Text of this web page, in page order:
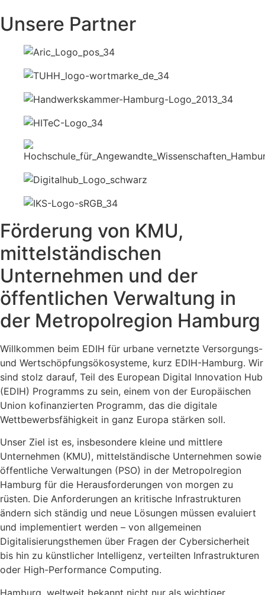
Unsere Partner
Förderung von KMU,
mittelständischen
Unternehmen und der
öffentlichen Verwaltung in
der Metropolregion Hamburg
Willkommen beim EDIH für urbane vernetzte Versorgungs-
und Wertschöpfungsökosysteme, kurz EDIH-Hamburg. Wir
sind stolz darauf, Teil des European Digital Innovation Hub
(EDIH) Programms zu sein, einem von der Europäischen
Union kofinanzierten Programm, das die digitale
Wettbewerbsfähigkeit in ganz Europa stärken soll.
Unser Ziel ist es, insbesondere kleine und mittlere
Unternehmen (KMU), mittelständische Unternehmen sowie
öffentliche Verwaltungen (PSO) in der Metropolregion
Hamburg für die Herausforderungen von morgen zu
rüsten. Die Anforderungen an kritische Infrastrukturen
ändern sich ständig und neue Lösungen müssen evaluiert
und implementiert werden – von allgemeinen
Digitalisierungsthemen über Fragen der Cybersicherheit
bis hin zu künstlicher Intelligenz, verteilten Infrastrukturen
oder High-Performance Computing.
Hamburg, weltweit bekannt nicht nur als wichtiger